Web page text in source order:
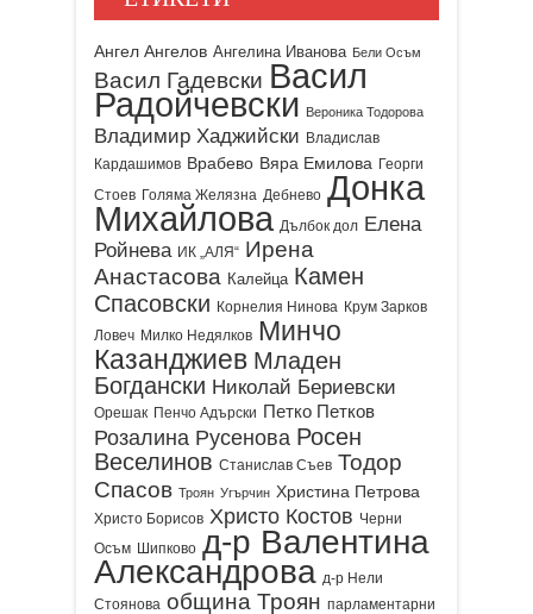
Ангел Ангелов Ангелина Иванова Бели Осъм
Васил Гадевски Васил
Радойчевски Вероника Тодорова
Владимир Хаджийски Владислав
Кардашимов Врабево Вяра Емилова Георги
Стоев Голяма Желязна Дебнево Донка
Михайлова Дълбок дол Елена
Ройнева ИК „АЛЯ“ Ирена
Анастасова Калейца Камен
Спасовски Корнелия Нинова Крум Зарков
Ловеч Милко Недялков Минчо
Казанджиев Младен
Богдански Николай Бериевски
Орешак Пенчо Адърски Петко Петков
Розалина Русенова Росен
Веселинов Станислав Съев Тодор
Спасов Троян Угърчин Христина Петрова
Христо Борисов Христо Костов Черни
Осъм
Шипково д-р Валентина
Александрова д-р Нели
Стоянова община Троян парламентарни